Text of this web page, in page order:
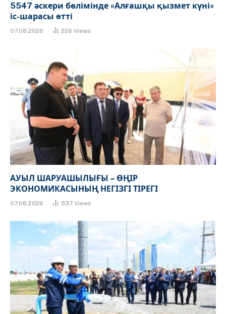
5547 әскери бөлімінде «Алғашқы қызмет күні»
іс-шарасы өтті
07.08.2026 226 Views
АУЫЛ ШАРУАШЫЛЫҒЫ – ӨҢІР
ЭКОНОМИКАСЫНЫҢ НЕГІЗГІ ТІРЕГІ
07.08.2026 537 Views